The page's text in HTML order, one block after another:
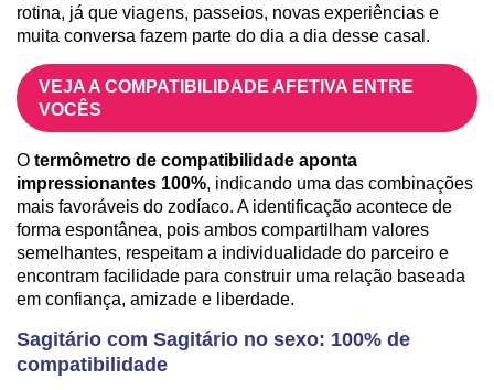
rotina, já que viagens, passeios, novas experiências e
muita conversa fazem parte do dia a dia desse casal.
VEJA A COMPATIBILIDADE AFETIVA ENTRE
VOCÊS
O termômetro de compatibilidade aponta
impressionantes 100%, indicando uma das combinações
mais favoráveis do zodíaco. A identificação acontece de
forma espontânea, pois ambos compartilham valores
semelhantes, respeitam a individualidade do parceiro e
encontram facilidade para construir uma relação baseada
em confiança, amizade e liberdade.
Sagitário com Sagitário no sexo: 100% de
compatibilidade